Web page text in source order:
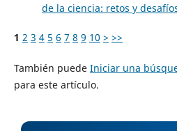
de la ciencia: retos y
1 2 3 4 5 6 7 8 9 10 > >>
También puede Iniciar una
para este artículo.